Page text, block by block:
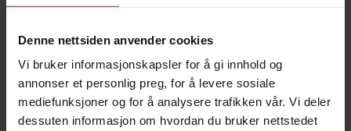
Denne nettsiden anvender cookies
Vi bruker informasjonskapsler for å gi innhold og
annonser et personlig preg, for å levere sosiale
mediefunksjoner og for å analysere trafikken vår. Vi deler
dessuten informasjon om hvordan du bruker nettstedet
Øl
TILBEHØR